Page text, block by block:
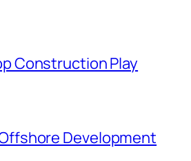
Construction Play
Development